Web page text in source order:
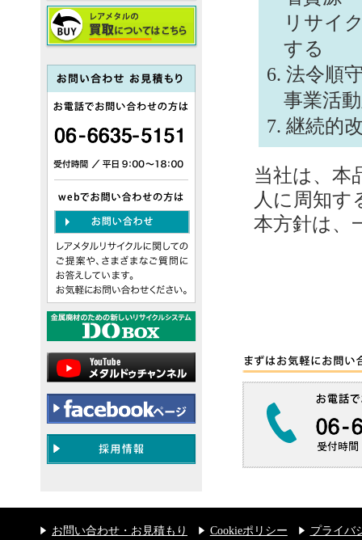
リサイ
する
法令順
事業活
継続的
当社は、本
人に周知す
本方針は、
お問い合わせ・お見積もり Cookieポリシー プライバ